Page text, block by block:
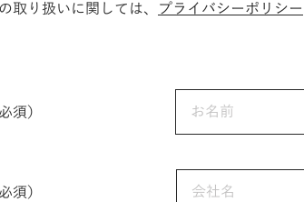
取り扱いに関しては、
プライバシーポリシー
須）
須）